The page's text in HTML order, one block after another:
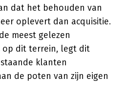
dat het behouden van
oplevert dan acquisitie.
meest gelezen
op dit terrein, legt dit
klanten
de poten van zijn eigen